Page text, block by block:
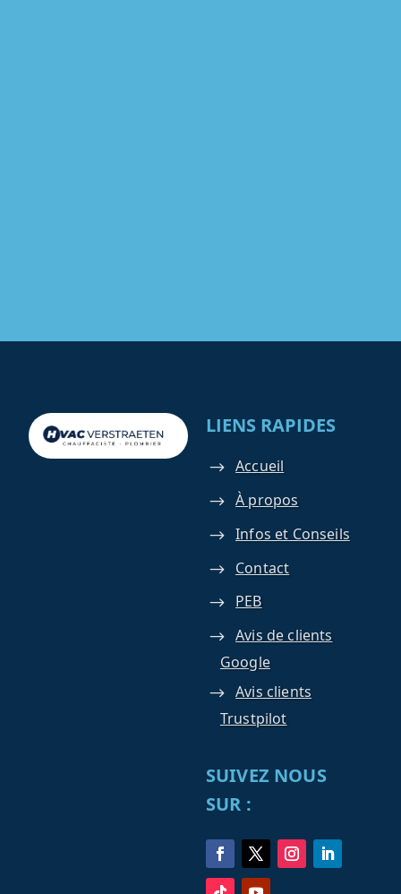
LIENS RAPIDES
Accueil
À propos
Infos et Conseils
Contact
PEB
Avis de clients
Google
Avis clients
Trustpilot
SUIVEZ NOUS
SUR :